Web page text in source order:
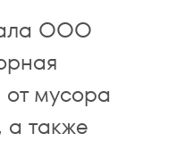
ООО
мусора
а также